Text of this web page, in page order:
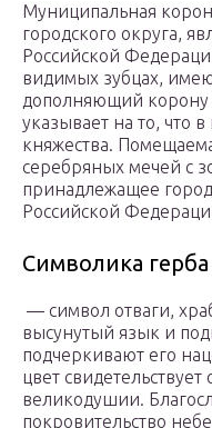
Муниципальная
городского округа,
Российской
видимых зубцах,
дополняющий корону
указывает на то, что
княжества.
серебряных мечей с
принадлежащее
Российской
Символика герба
— символ отваги,
высунутый язык и
подчеркивают его
цвет свидетельствует
великодушии.
покровительство